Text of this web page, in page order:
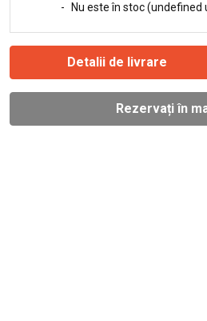
-
Nu este în stoc (undefined
Detalii de livrare
Rezervați în